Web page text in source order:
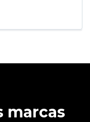
marcas